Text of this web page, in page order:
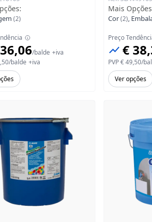
Mapei branco
:
(2)
/balde +iva
/balde +iva
Mais Opções
Cor(2),
Preço
€
PVP€ 49,50/
Ver opções